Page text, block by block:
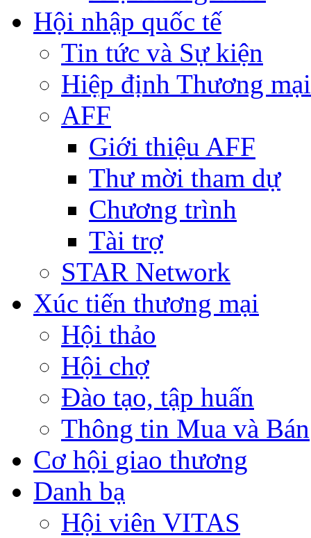
Hội nhập quốc tế
Tin tức và Sự kiện
Hiệp định Thương
AFF
Giới thiệu AFF
Thư mời tham dự
Chương trình
Tài trợ
STAR Network
Xúc tiến thương mại
Hội thảo
Hội chợ
Đào tạo, tập huấn
Thông tin Mua và Bán
Cơ hội giao thương
Danh bạ
Hội viên VITAS